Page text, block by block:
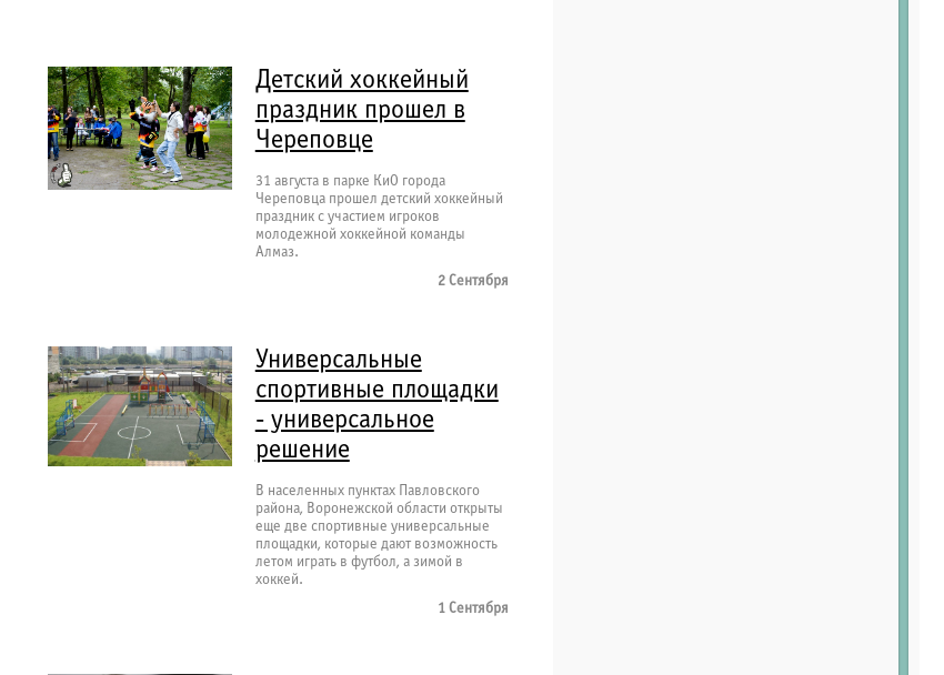
Детский хоккейный
праздник прошел в
Череповце
31 августа в парке КиО города
Череповца прошел детский хоккейный
праздник с участием игроков
молодежной хоккейной команды
Алмаз.
2 Сентября
Универсальные
спортивные площадки
- универсальное
решение
В населенных пунктах Павловского
района, Воронежской области открыты
еще две спортивные универсальные
площадки, которые дают возможность
летом играть в футбол, а зимой в
хоккей.
1 Сентября